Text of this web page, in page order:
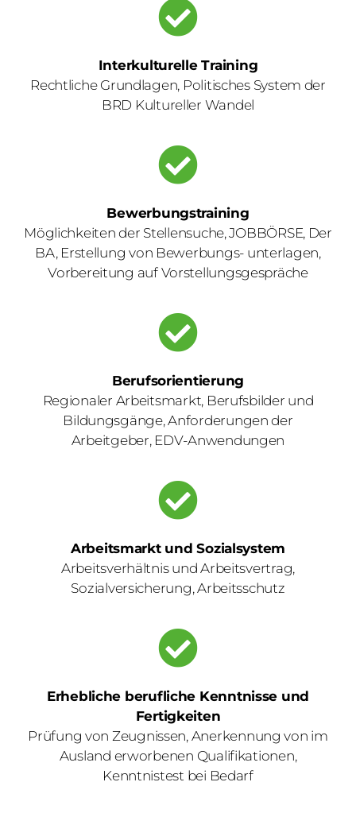
Interkulturelle Training
Rechtliche Grundlagen, Politisches System der
BRD Kultureller Wandel
Bewerbungstraining
Möglichkeiten der Stellensuche, JOBBÖRSE, Der
BA, Erstellung von Bewerbungs- unterlagen,
Vorbereitung auf Vorstellungsgespräche
Berufsorientierung
Regionaler Arbeitsmarkt, Berufsbilder und
Bildungsgänge, Anforderungen der
Arbeitgeber, EDV-Anwendungen
Arbeitsmarkt und Sozialsystem
Arbeitsverhältnis und Arbeitsvertrag,
Sozialversicherung, Arbeitsschutz
Erhebliche berufliche Kenntnisse und
Fertigkeiten
Prüfung von Zeugnissen, Anerkennung von im
Ausland erworbenen Qualifikationen,
Kenntnistest bei Bedarf